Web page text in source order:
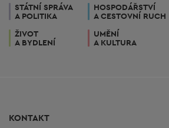
STÁTNÍ SPRÁVA
A POLITIKA
HOSPODÁŘSTVÍ
A CESTOVNÍ RUCH
ŽIVOT
A BYDLENÍ
UMĚNÍ
A KULTURA
KONTAKT